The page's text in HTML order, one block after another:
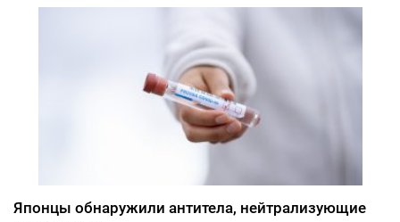
Японцы обнаружили антитела, нейтрализующие